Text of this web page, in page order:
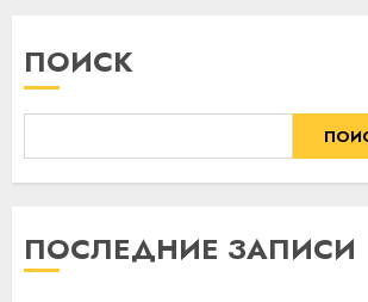
ПОИСК
ПОСЛЕДНИЕ ЗАПИСИ